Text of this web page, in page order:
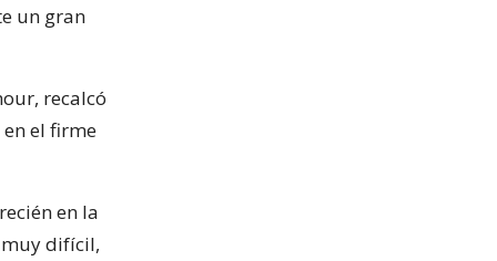
un gran
recalcó
el firme
en la
muy difícil,